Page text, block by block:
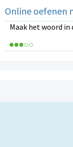
Online oefenen
Maak het woord